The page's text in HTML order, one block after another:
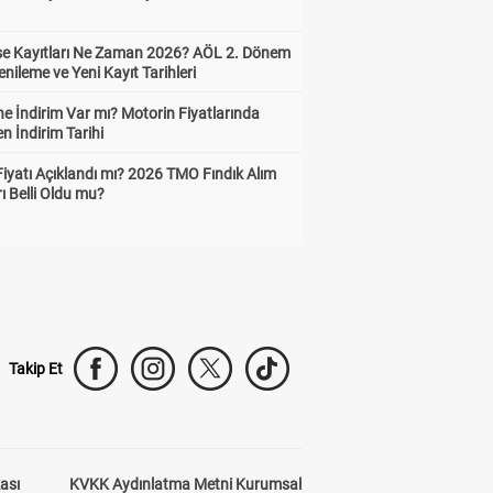
Kayıtları Ne Zaman 2026? AÖL 2. Dönem
ve Yeni Kayıt Tarihleri
İndirim Var mı? Motorin Fiyatlarında
İndirim Tarihi
Açıklandı mı? 2026 TMO Fındık Alım
Belli Oldu mu?
Takip Et
KVKK Aydınlatma Metni Kurumsal